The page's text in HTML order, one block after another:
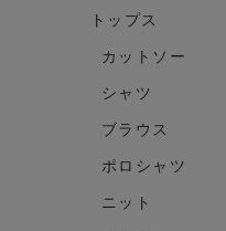
トップス
カットソー
シャツ
ブラウス
ポロシャツ
ニット